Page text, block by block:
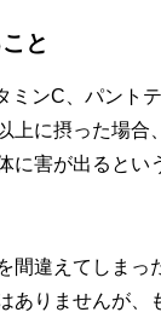
と
ミンC、パント
上に摂った場合
に害が出るとい
間違えてしまっ
ありませんが、